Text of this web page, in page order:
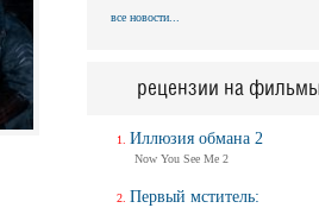
все новости...
рецензии на
Иллюзия обмана 2
Now You See Me 2
Первый мститель: